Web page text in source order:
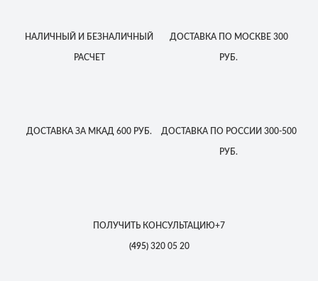
НАЛИЧНЫЙ И БЕЗНАЛИЧНЫЙ
РАСЧЕТ
ДОСТАВКАПО МОСКВЕ 300
РУБ.
ДОСТАВКА ЗА МКАД 600 РУБ. ДОСТАВКАПО РОССИИ 300-500
РУБ.
ПОЛУЧИТЬ КОНСУЛЬТАЦИЮ+7
(495)320 05 20